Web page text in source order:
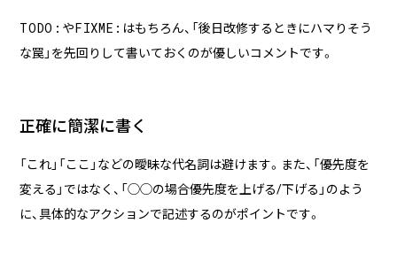
TODO: やFIXME: はもちろん、「後日改修するときにハマりそう
な罠」を先回りして書いておくのが優しいコメントです。
正確に簡潔に書く
「これ」「ここ」などの曖昧な代名詞は避けます。また、「優先度を
変える」ではなく、「◯◯の場合優先度を上げる/下げる」のよう
に、具体的なアクションで記述するのがポイントです。